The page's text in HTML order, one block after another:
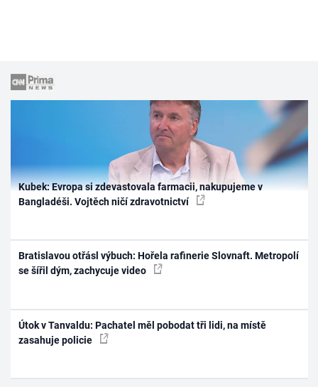
Kubek: Evropa si zdevastovala farmacii, nakupujeme v
Bangladéši. Vojtěch ničí zdravotnictví
Bratislavou otřásl výbuch: Hořela rafinerie Slovnaft. Metropolí
se šířil dým, zachycuje video
Útok v Tanvaldu: Pachatel měl pobodat tři lidi, na místě
zasahuje policie